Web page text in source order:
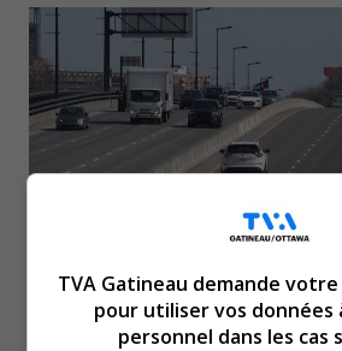
Les travaux devraient
TVA Gatineau demande
pour utiliser vos données
personnel dans les cas